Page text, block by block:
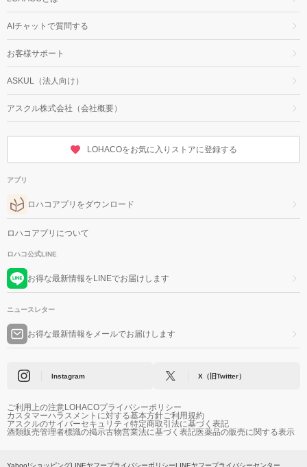
AIチャットで質問する
お客様サポート
ASKUL（法人向け）
アスクル株式会社（会社概要）
LOHACOをお気に入りストアに登録する
アプリ
ロハコアプリをダウンロード
ロハコアプリについて
ロハコ公式LINE
お得な最新情報をLINEでお届けします
ニュースレター
お得な最新情報をメールでお届けします
Instagram X（旧Twitter）
ご利用上の注意LOHACOプライバシーポリシー
カスタマーハラスメントに対する基本方針ご利用規約
アスクルのサイバーセキュリティ特定商取引法に基づく表記
酒類販売管理者標識の掲示古物営業法に基づく表記医薬品の販売に関する表示